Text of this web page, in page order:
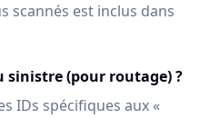
scannés est inclus dans
sinistre (pour routage) ?
IDs spécifiques aux «